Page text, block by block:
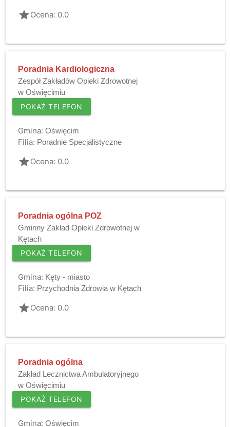
gradeOcena: 0.0
Poradnia Kardiologiczna
Zespół Zakładów Opieki Zdrowotnej
w Oświęcimiu
POKAŻ TELEFON
Gmina: Oświęcim
Filia: Poradnie Specjalistyczne
gradeOcena: 0.0
Poradnia ogólna POZ
Gminny Zakład Opieki Zdrowotnej w
Kętach
POKAŻ TELEFON
Gmina: Kęty - miasto
Filia: Przychodnia Zdrowia w Kętach
gradeOcena: 0.0
Poradnia ogólna
Zakład Lecznictwa Ambulatoryjnego
w Oświęcimiu
POKAŻ TELEFON
Gmina: Oświęcim